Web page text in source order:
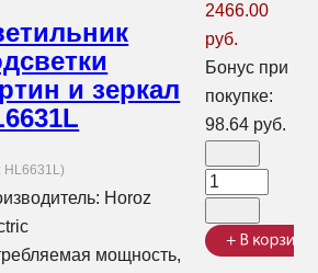
и зеркал
HL6631L)
Horoz
мощность,
2466.00
руб.
Бонус при
покупке:
98.64 руб.